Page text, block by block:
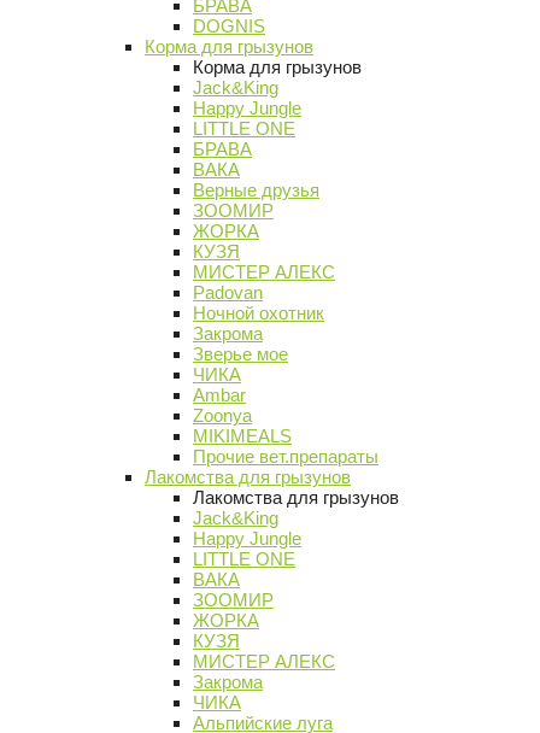
БРАВА
DOGNIS
Корма для грызунов
Корма для грызунов
Jack&King
Happy Jungle
LITTLE ONE
БРАВА
ВАКА
Верные друзья
ЗООМИР
ЖОРКА
КУЗЯ
МИСТЕР АЛЕКС
Padovan
Ночной охотник
Закрома
Зверье мое
ЧИКА
Ambar
Zoonya
MIKIMEALS
Прочие вет.препараты
Лакомства для грызунов
Лакомства для грызунов
Jack&King
Happy Jungle
LITTLE ONE
ВАКА
ЗООМИР
ЖОРКА
КУЗЯ
МИСТЕР АЛЕКС
Закрома
ЧИКА
Альпийские луга